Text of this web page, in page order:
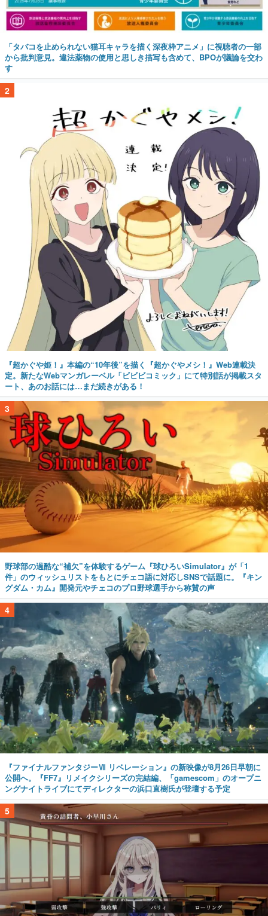
「タバコを止められない猫耳キャラを描く深夜枠アニメ」に視聴者の一部
から批判意見。違法薬物の使用と思しき描写も含めて、BPOが議論を交わ
す
2
『超かぐや姫！』本編の“10年後”を描く『超かぐやメシ！』Web連載決
定。新たなWebマンガレーベル「ビビビコミック」にて特別話が掲載スタ
ート、あのお話には…まだ続きがある！
3
野球部の過酷な“補欠”を体験するゲーム『球ひろいSimulator』が「1
件」のウィッシュリストをもとにチェコ語に対応しSNSで話題に。『キン
グダム・カム』開発元やチェコのプロ野球選手から称賛の声
4
『ファイナルファンタジーⅦ リベレーション』の新映像が8月26日早朝に
公開へ。『FF7』リメイクシリーズの完結編、「gamescom」のオープニ
ングナイトライブにてディレクターの浜口直樹氏が登壇する予定
5